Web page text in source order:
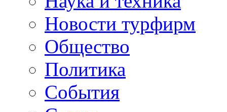
Новости турфирм
Общество
Политика
События